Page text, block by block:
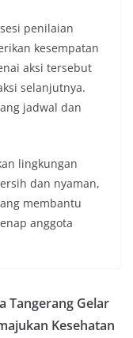
penilaian
kesempatan
aksi tersebut
selanjutnya.
jadwal dan
lingkungan
dan nyaman,
membantu
anggota
Tangerang Gelar
Kesehatan